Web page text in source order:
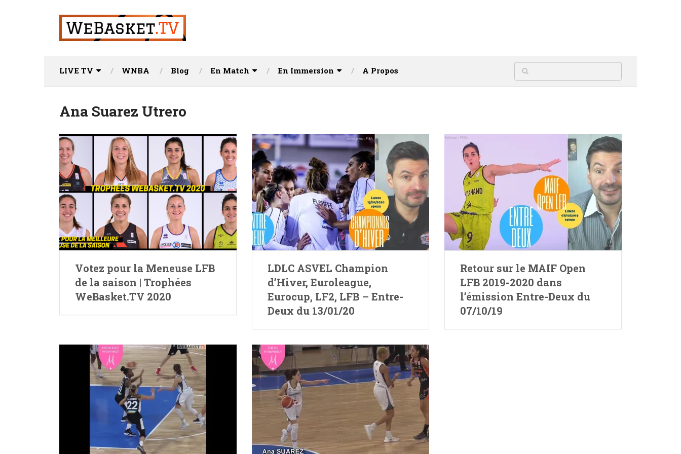
LIVE TV WNBA Blog En Match En Immersion A Propos
Ana Suarez Utrero
Votez pour la Meneuse LFB
de la saison | Trophées
WeBasket.TV 2020
LDLC ASVEL Champion
d’Hiver, Euroleague,
Eurocup, LF2, LFB – Entre-
Deux du 13/01/20
Retour sur le MAIF Open
LFB 2019-2020 dans
l’émission Entre-Deux du
07/10/19